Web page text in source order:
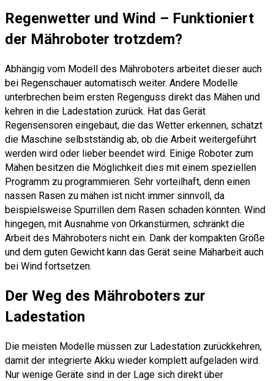
Regenwetter und Wind – Funktioniert
der Mähroboter trotzdem?
Abhängig vom Modell des Mähroboters arbeitet dieser auch
bei Regenschauer automatisch weiter. Andere Modelle
unterbrechen beim ersten Regenguss direkt das Mähen und
kehren in die Ladestation zurück. Hat das Gerät
Regensensoren eingebaut, die das Wetter erkennen, schätzt
die Maschine selbstständig ab, ob die Arbeit weitergeführt
werden wird oder lieber beendet wird. Einige Roboter zum
Mähen besitzen die Möglichkeit dies mit einem speziellen
Programm zu programmieren. Sehr vorteilhaft, denn einen
nassen Rasen zu mähen ist nicht immer sinnvoll, da
beispielsweise Spurrillen dem Rasen schaden könnten. Wind
hingegen, mit Ausnahme von Orkanstürmen, schränkt die
Arbeit des Mähroboters nicht ein. Dank der kompakten Größe
und dem guten Gewicht kann das Gerät seine Mäharbeit auch
bei Wind fortsetzen.
Der Weg des Mähroboters zur
Ladestation
Die meisten Modelle müssen zur Ladestation zurückkehren,
damit der integrierte Akku wieder komplett aufgeladen wird.
Nur wenige Geräte sind in der Lage sich direkt über